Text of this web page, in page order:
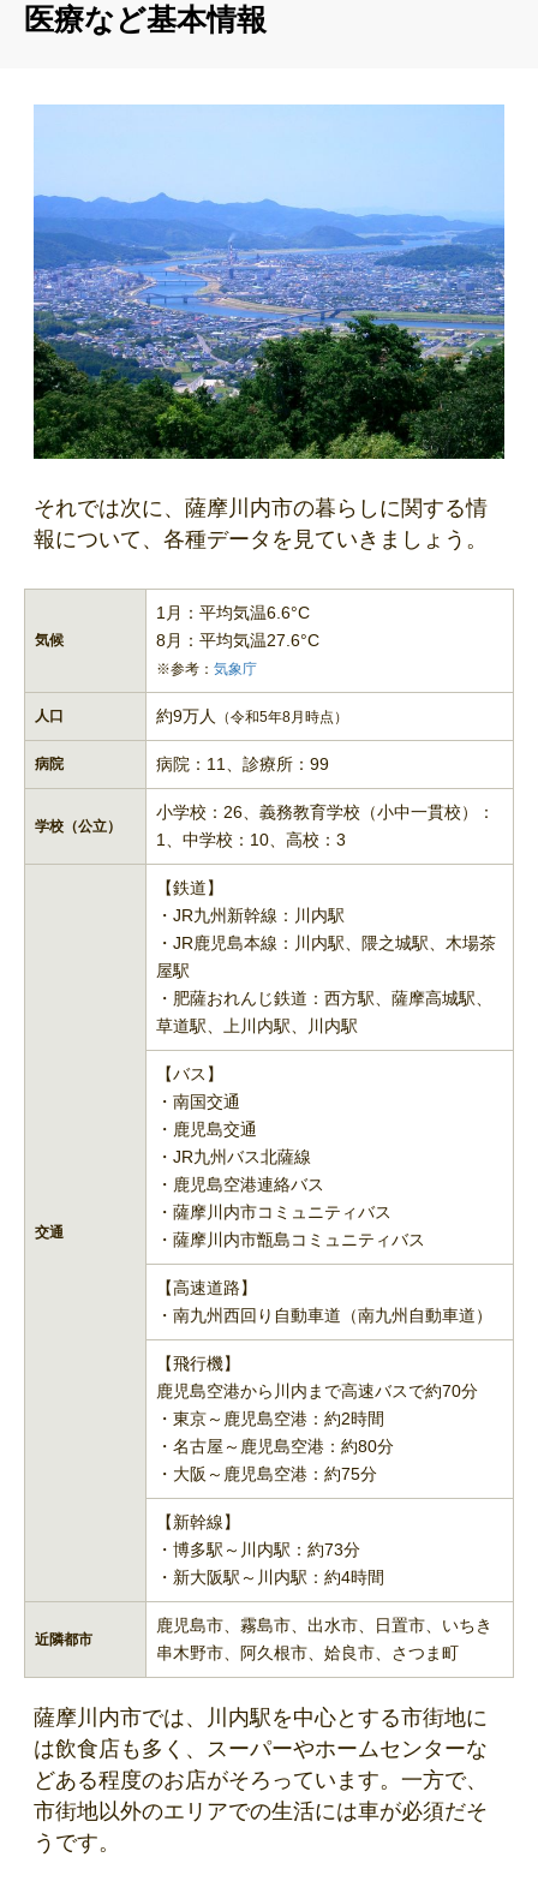
医療など基本情報
それでは次に、薩摩川内市の暮らしに関する情
報について、各種データを見ていきましょう。
気候
1月：平均気温6.6°C
8月：平均気温27.6°C
※参考： 気象庁
人口 約9万人 （令和5年8月時点）
病院 病院：11、診療所：99
学校（公立）
小学校：26、義務教育学校（小中一貫校）：
1、中学校：10、高校：3
交通
【鉄道】
・JR九州新幹線：川内駅
・JR鹿児島本線：川内駅、隈之城駅、木場茶
屋駅
・肥薩おれんじ鉄道：西方駅、薩摩高城駅、
草道駅、上川内駅、川内駅
【バス】
・南国交通
・鹿児島交通
・JR九州バス北薩線
・鹿児島空港連絡バス
・薩摩川内市コミュニティバス
・薩摩川内市甑島コミュニティバス
【高速道路】
・南九州西回り自動車道（南九州自動車道）
【飛行機】
鹿児島空港から川内まで高速バスで約70分
・東京～鹿児島空港：約2時間
・名古屋～鹿児島空港：約80分
・大阪～鹿児島空港：約75分
【新幹線】
・博多駅～川内駅：約73分
・新大阪駅～川内駅：約4時間
近隣都市
鹿児島市、霧島市、出水市、日置市、いちき
串木野市、阿久根市、姶良市、さつま町
薩摩川内市では、川内駅を中心とする市街地に
は飲食店も多く、スーパーやホームセンターな
どある程度のお店がそろっています。一方で、
市街地以外のエリアでの生活には車が必須だそ
うです。